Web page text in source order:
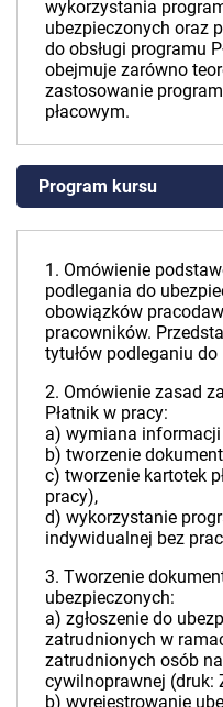
wykorzystania
ubezpieczonych oraz
do obsługi programu
obejmuje zarówno
zastosowanie
płacowym.
Program kursu
1. Omówienie
podlegania do
obowiązków
pracowników.
tytułów podleganiu do
2. Omówienie zasad
Płatnik w pracy:
a) wymiana informacji
b) tworzenie
c) tworzenie kartotek
pracy),
d) wykorzystanie
indywidualnej bez
3. Tworzenie
ubezpieczonych:
a) zgłoszenie do
zatrudnionych w
zatrudnionych osób
cywilnoprawnej (druk:
b) wyrejestrowanie